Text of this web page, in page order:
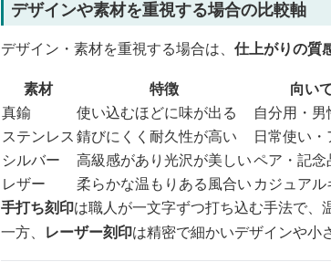
デザインや素材を重視する場合の比較軸
デザイン・素材を重視する場合は、 仕上がりの質
素材
特徴
向い
真鍮
使い込むほどに味が出る
自分用・
ステンレス錆びにくく耐久性が高い
日常使い
シルバー
高級感があり光沢が美しいペア・記念
レザー
柔らかな温もりある風合い カジュアル
手打ち刻印は職人が一文字ずつ打ち込む手法で、
一方、 レーザー刻印は精密で細かいデザインや小